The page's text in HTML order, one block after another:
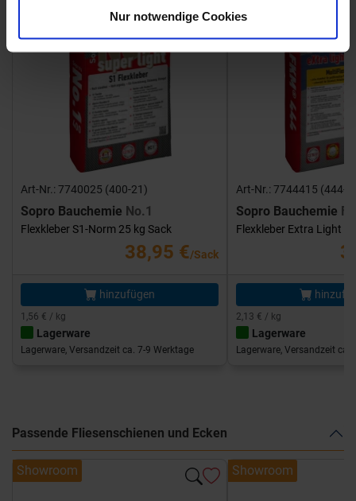
Nur notwendige Cookies
Art-Nr.: 7740025 (400-21)
Sopro Bauchemie No.1
Flexkleber S1-Norm 25 kg Sack
38,95 €/Sack
hinzufügen
1,56 € / kg
Lagerware
Lagerware, Versandzeit ca. 7-9 Werktage
Art-Nr.: 7744415 (444-
Sopro Bauchemie
Flexkleber Extra Light
2,13 € / kg
Lagerware
Lagerware, Versandzeit ca.
Passende Fliesenschienen und Ecken
Showroom Showroom